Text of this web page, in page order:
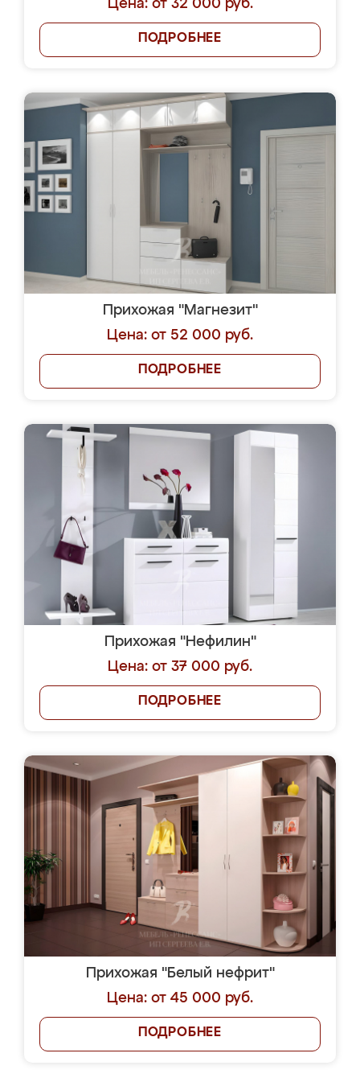
Цена: от 32 000 руб.
ПОДРОБНЕЕ
Прихожая "Магнезит"
Цена: от 52 000 руб.
ПОДРОБНЕЕ
Прихожая "Нефилин"
Цена: от 37 000 руб.
ПОДРОБНЕЕ
Прихожая "Белый нефрит"
Цена: от 45 000 руб.
ПОДРОБНЕЕ